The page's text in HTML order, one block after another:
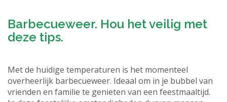
Barbecueweer. Hou het veilig met
deze tips.
Met de huidige temperaturen is het momenteel
overheerlijk barbecueweer. Ideaal om in je bubbel van
vrienden en familie te genieten van een feestmaaltijd.